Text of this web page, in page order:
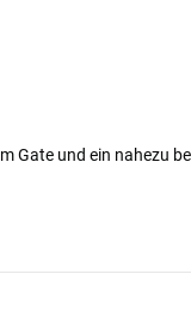
Gate und ein nahezu